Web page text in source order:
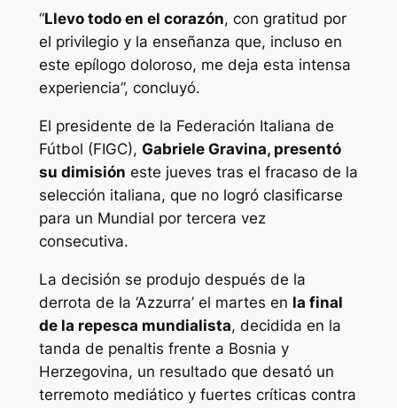
“Llevo todo en el corazón, con gratitud por
el privilegio y la enseñanza que, incluso en
este epílogo doloroso, me deja esta intensa
experiencia”, concluyó.
El presidente de la Federación Italiana de
Fútbol (FIGC), Gabriele Gravina, presentó
su dimisión este jueves tras el fracaso de la
selección italiana, que no logró clasificarse
para un Mundial por tercera vez
consecutiva.
La decisión se produjo después de la
derrota de la ‘Azzurra’ el martes en la final
de la repesca mundialista, decidida en la
tanda de penaltis frente a Bosnia y
Herzegovina, un resultado que desató un
terremoto mediático y fuertes críticas contra